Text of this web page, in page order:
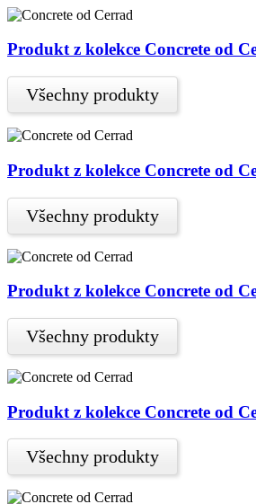
Produkt z kolekce Concrete od
Všechny produkty
Produkt z kolekce Concrete od
Všechny produkty
Produkt z kolekce Concrete od
Všechny produkty
Produkt z kolekce Concrete od
Všechny produkty